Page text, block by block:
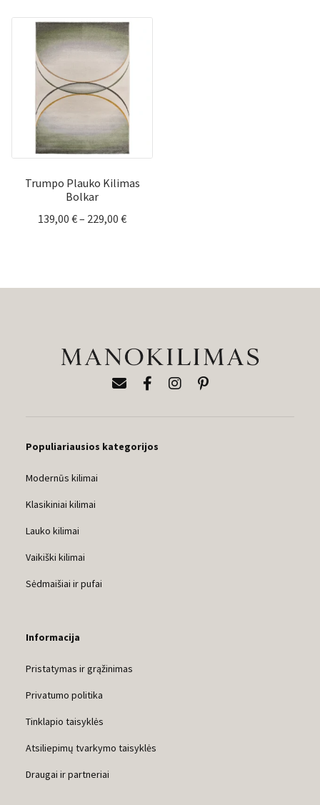
Trumpo Plauko Kilimas
Bolkar
139,00 €– 229,00 €Price
229,00 €
Populiariausios kategorijos
Modernūs kilimai
Klasikiniai kilimai
Lauko kilimai
Vaikiški kilimai
Sėdmaišiai ir pufai
Informacija
Pristatymas ir grąžinimas
Privatumo politika
Tinklapio taisyklės
Atsiliepimų tvarkymo taisyklės
Draugai ir partneriai